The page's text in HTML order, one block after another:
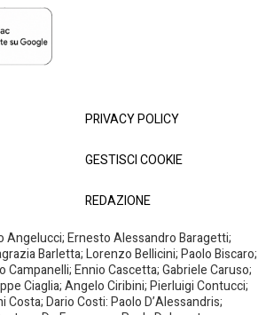
PRIVACY POLICY
GESTISCI COOKIE
REDAZIONE
Angelucci; Ernesto Alessandro Baragetti;
Barletta; Lorenzo Bellicini; Paolo Biscaro;
Campanelli; Ennio Cascetta; Gabriele Caruso;
Ciaglia; Angelo Ciribini; Pierluigi Contucci;
Costa; Dario Costi: Paolo D’Alessandris;